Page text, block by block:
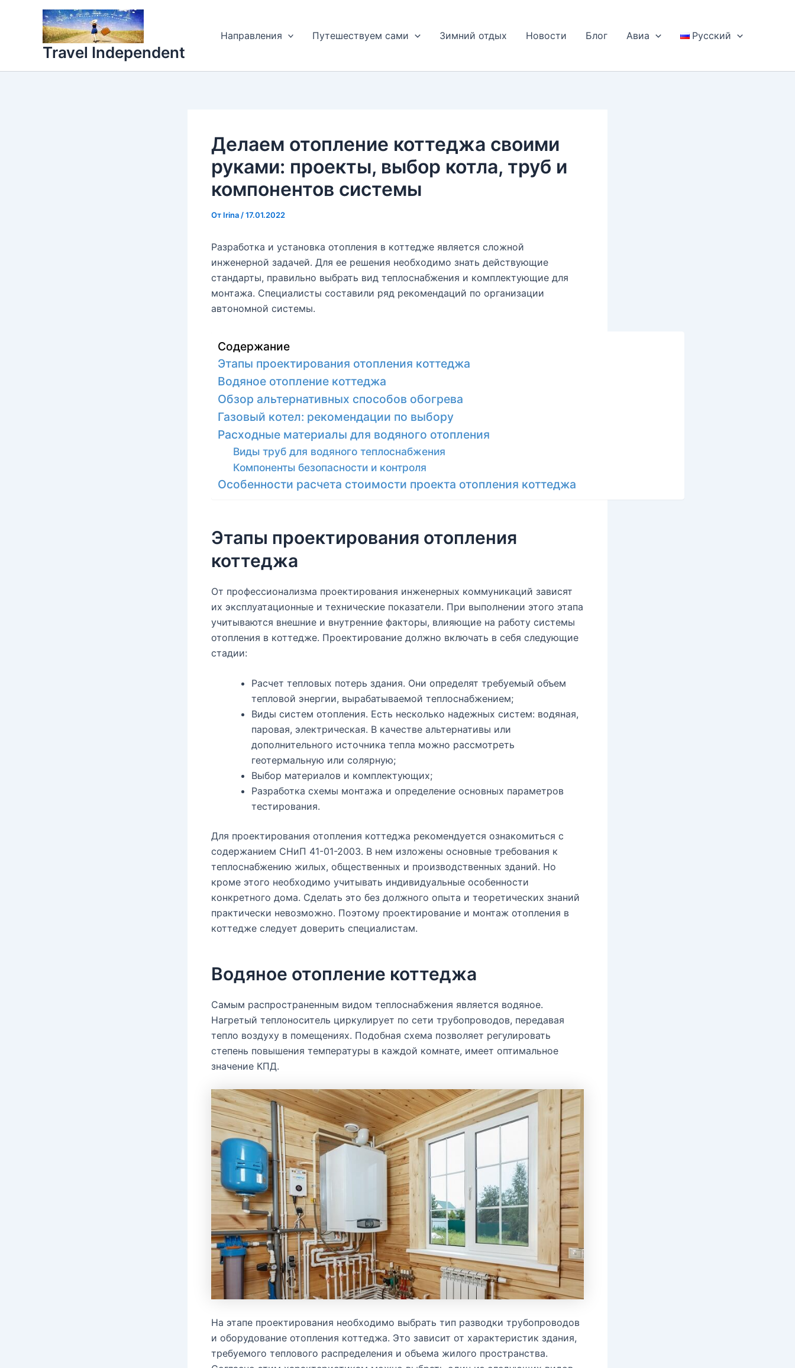
содержимому
Travel Independent
Направления Путешествуем сами Зимний отдых Новости Блог Авиа Русский
Делаем отопление коттеджа своими
руками: проекты, выбор котла, труб и
компонентов системы
От Irina /17.01.2022
Разработка и установка отопления в коттедже является сложной
инженерной задачей. Для ее решения необходимо знать действующие
стандарты, правильно выбрать вид теплоснабжения и комплектующие для
монтажа. Специалисты составили ряд рекомендаций по организации
автономной системы.
Содержание
Этапы проектирования отопления коттеджа
Водяное отопление коттеджа
Обзор альтернативных способов обогрева
Газовый котел: рекомендации по выбору
Расходные материалы для водяного отопления
Виды труб для водяного теплоснабжения
Компоненты безопасности и контроля
Особенности расчета стоимости проекта отопления коттеджа
Этапы проектирования отопления
коттеджа
От профессионализма проектирования инженерных коммуникаций зависят
их эксплуатационные и технические показатели. При выполнении этого этапа
учитываются внешние и внутренние факторы, влияющие на работу системы
отопления в коттедже. Проектирование должно включать в себя следующие
стадии:
Расчет тепловых потерь здания. Они определят требуемый объем
тепловой энергии, вырабатываемой теплоснабжением;
Виды систем отопления. Есть несколько надежных систем: водяная,
паровая, электрическая. В качестве альтернативы или
дополнительного источника тепла можно рассмотреть
геотермальную или солярную;
Выбор материалов и комплектующих;
Разработка схемы монтажа и определение основных параметров
тестирования.
Для проектирования отопления коттеджа рекомендуется ознакомиться с
содержанием СНиП 41-01-2003. В нем изложены основные требования к
теплоснабжению жилых, общественных и производственных зданий. Но
кроме этого необходимо учитывать индивидуальные особенности
конкретного дома. Сделать это без должного опыта и теоретических знаний
практически невозможно. Поэтому проектирование и монтаж отопления в
коттедже следует доверить специалистам.
Водяное отопление коттеджа
Самым распространенным видом теплоснабжения является водяное.
Нагретый теплоноситель циркулирует по сети трубопроводов, передавая
тепло воздуху в помещениях. Подобная схема позволяет регулировать
степень повышения температуры в каждой комнате, имеет оптимальное
значение КПД.
На этапе проектирования необходимо выбрать тип разводки трубопроводов
и оборудование отопления коттеджа. Это зависит от характеристик здания,
требуемого теплового распределения и объема жилого пространства.